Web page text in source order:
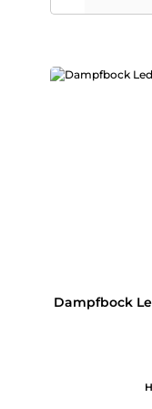
Dampfbock